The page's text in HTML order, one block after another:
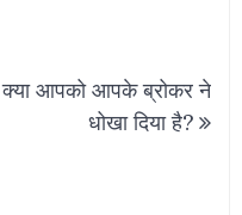
क्या आपको आपके ब्रोकर ने
धोखा दिया है?